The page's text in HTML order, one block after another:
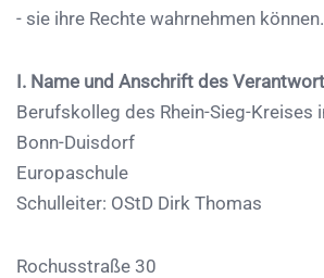
- sie ihre Rechte wahrnehmen können.
I. Name und Anschrift des
Berufskolleg des Rhein-Sieg-Kreises
Bonn-Duisdorf
Europaschule
Schulleiter: OStD Dirk Thomas
Rochusstraße 30